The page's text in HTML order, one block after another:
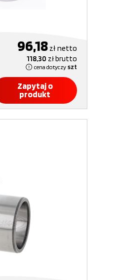
96,18 złnetto
118,30 złbrutto
cena dotyczy szt
Zapytaj o
produkt